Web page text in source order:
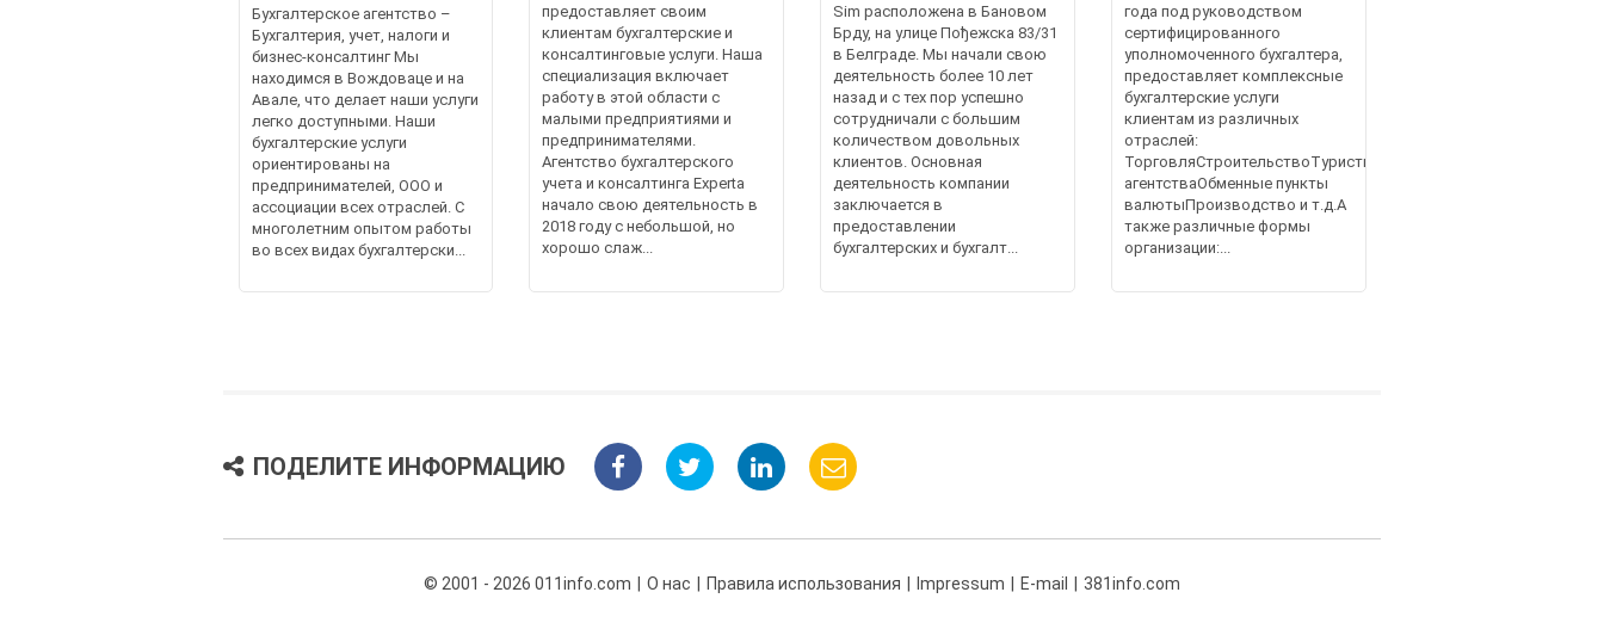
Бухгалтерское агентство –
Бухгалтерия, учет, налоги и
бизнес-консалтинг Мы
находимся в Вождоваце и на
Авале, что делает наши услуги
легко доступными. Наши
бухгалтерские услуги
ориентированы на
предпринимателей, ООО и
ассоциации всех отраслей. С
многолетним опытом работы
во всех видах бухгалтерски...
предоставляет своим
клиентам бухгалтерские и
консалтинговые услуги. Наша
специализация включает
работу в этой области с
малыми предприятиями и
предпринимателями.
Агентство бухгалтерского
учета и консалтинга Experta
начало свою деятельность в
2018 году с небольшой, но
хорошо слаж...
Sim расположена в Бановом
Брду, на улице Пођежска 83/31
в Белграде. Мы начали свою
деятельность более 10 лет
назад и с тех пор успешно
сотрудничали с большим
количеством довольных
клиентов. Основная
деятельность компании
заключается в
предоставлении
бухгалтерских и бухгалт...
года под руководством
сертифицированного
уполномоченного бухгалтера,
предоставляет комплексные
бухгалтерские услуги
клиентам из различных
отраслей:
ТорговляСтроительствоТуристические
агентстваОбменные пункты
валютыПроизводство и т.д.А
также различные формы
организации:...
ПОДЕЛИТЕ ИНФОРМАЦИЮ
© 2001 - 2026 011info.com О нас Правила использования Impressum E-mail 381info.com